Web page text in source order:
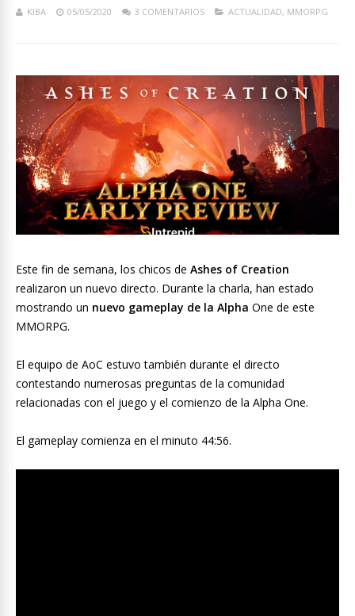
KIBA 05/05/2020 3 COMENTARIOS ACTUALIDAD, MMORPG
Este fin de semana, los chicos de Ashes of Creation
realizaron un nuevo directo. Durante la charla, han estado
mostrando un nuevo gameplay de la Alpha One de este
MMORPG.
El equipo de AoC estuvo también durante el directo
contestando numerosas preguntas de la comunidad
relacionadas con el juego y el comienzo de la Alpha One.
El gameplay comienza en el minuto 44:56.